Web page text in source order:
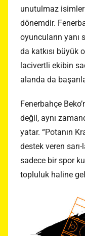
unutulmaz
dönemdir.
oyuncuların yanı
da katkısı büyük
lacivertli ekibin
alanda da
Fenerbahçe
değil, aynı
yatar. “Potanın
destek veren
sadece bir spor
topluluk haline